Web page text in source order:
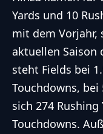
Yards und 10
mit dem
aktuellen Saison
steht Fields bei
Touchdowns,
sich 274 Rushing
Touchdowns.